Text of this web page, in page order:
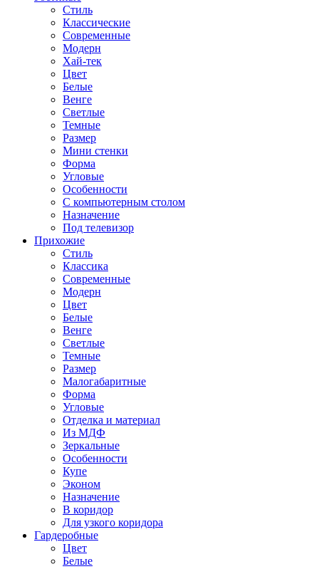
Стиль
Классические
Современные
Модерн
Хай-тек
Цвет
Белые
Венге
Светлые
Темные
Размер
Мини стенки
Форма
Угловые
Особенности
С компьютерным столом
Назначение
Под телевизор
Прихожие
Стиль
Классика
Современные
Модерн
Цвет
Белые
Венге
Светлые
Темные
Размер
Малогабаритные
Форма
Угловые
Отделка и материал
Из МДФ
Зеркальные
Особенности
Купе
Эконом
Назначение
В коридор
Для узкого коридора
Гардеробные
Цвет
Белые